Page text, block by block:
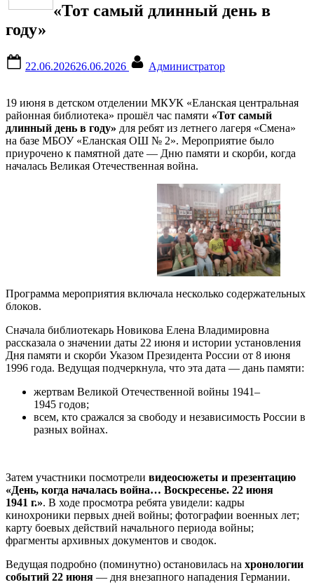
«Тот самый длинный день в
году»
on
22.06.202626.06.2026 Администратор
19 июня в детском отделении МКУК «Еланская центральная
районная библиотека» прошёл час памяти «Тот самый
длинный день в году» для ребят из летнего лагеря «Смена»
на базе МБОУ «Еланская ОШ № 2». Мероприятие было
приурочено к памятной дате — Дню памяти и скорби, когда
началась Великая Отечественная война.
Программа мероприятия включала несколько содержательных
блоков.
Сначала библиотекарь Новикова Елена Владимировна
рассказала о значении даты 22 июня и истории установления
Дня памяти и скорби Указом Президента России от 8 июня
1996 года. Ведущая подчеркнула, что эта дата — дань памяти:
жертвам Великой Отечественной войны 1941–
1945 годов;
всем, кто сражался за свободу и независимость России в
разных войнах.
Затем участники посмотрели видеосюжеты и презентацию
«День, когда началась война… Воскресенье. 22 июня
1941 г.». В ходе просмотра ребята увидели: кадры
кинохроники первых дней войны; фотографии военных лет;
карту боевых действий начального периода войны;
фрагменты архивных документов и сводок.
Ведущая подробно (поминутно) остановилась на хронологии
событий 22 июня — дня внезапного нападения Германии.